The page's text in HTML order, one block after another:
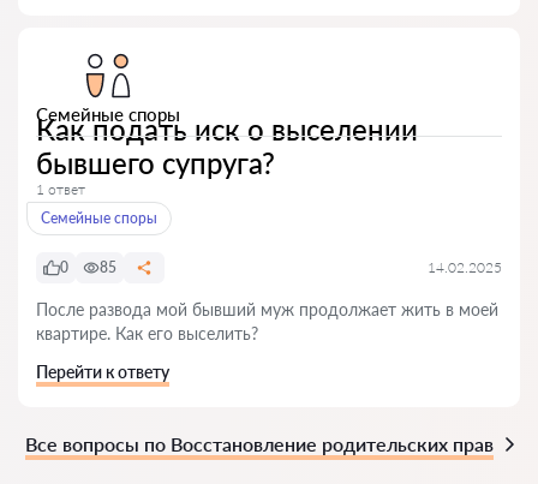
Семейные споры
Как подать иск о выселении
бывшего супруга?
1 ответ
Семейные споры
0 85 14.02.2025
После развода мой бывший муж продолжает жить в моей
квартире. Как его выселить?
Перейти к ответу
Все вопросы по Восстановление родительских прав